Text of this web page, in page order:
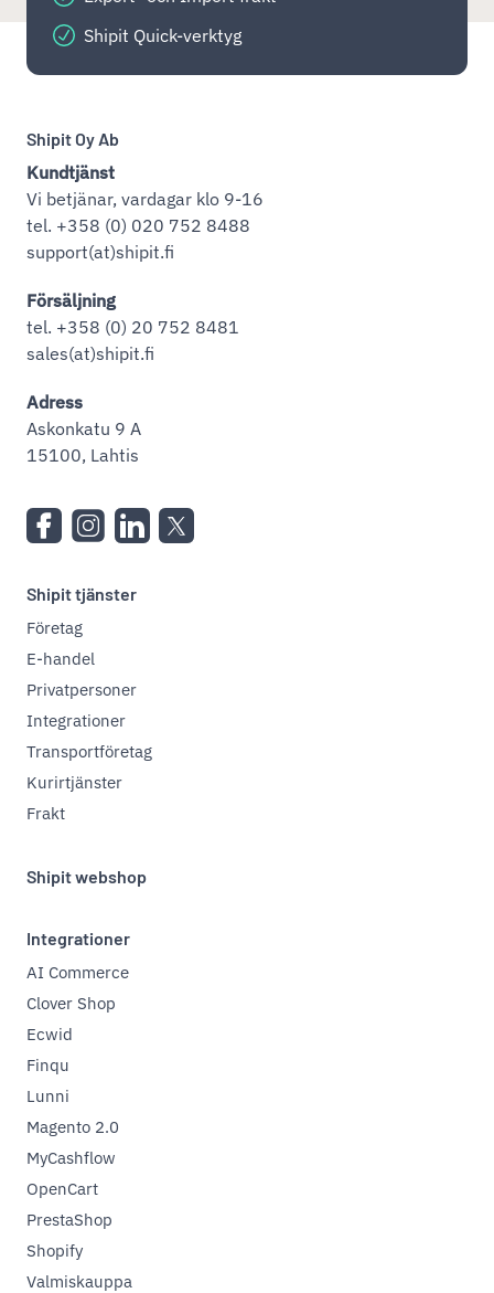
Shipit Quick-verktyg
Shipit Oy Ab
Kundtjänst
Vi betjänar, vardagar klo 9-16
tel. +358 (0) 020 752 8488
support(at)shipit.fi
Försäljning
tel. +358 (0) 20 752 8481
sales(at)shipit.fi
Adress
Askonkatu 9 A
15100, Lahtis
Shipit tjänster
Företag
E-handel
Privatpersoner
Integrationer
Transportföretag
Kurirtjänster
Frakt
Shipit webshop
Integrationer
AI Commerce
Clover Shop
Ecwid
Finqu
Lunni
Magento 2.0
MyCashflow
OpenCart
PrestaShop
Shopify
Valmiskauppa